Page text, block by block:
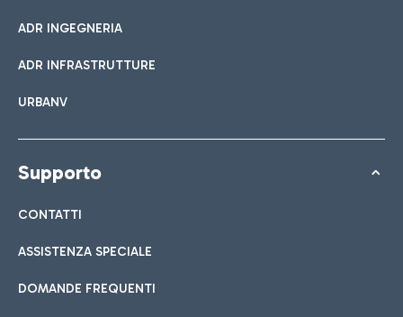
ADR INGEGNERIA
ADR INFRASTRUTTURE
URBANV
Supporto
CONTATTI
ASSISTENZA SPECIALE
DOMANDE FREQUENTI